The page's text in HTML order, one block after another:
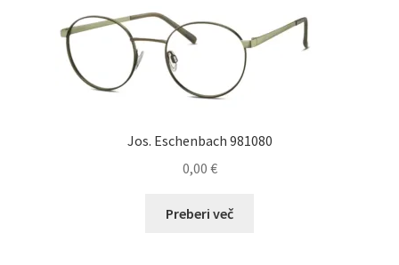
Jos. Eschenbach 981080
0,00 €
Preberi več